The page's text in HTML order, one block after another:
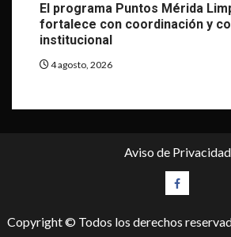
El programa Puntos Mérida
fortalece con coordinación y
institucional
4 agosto, 2026
Aviso de Privacidad
Facebook
Copyright © Todos los derechos